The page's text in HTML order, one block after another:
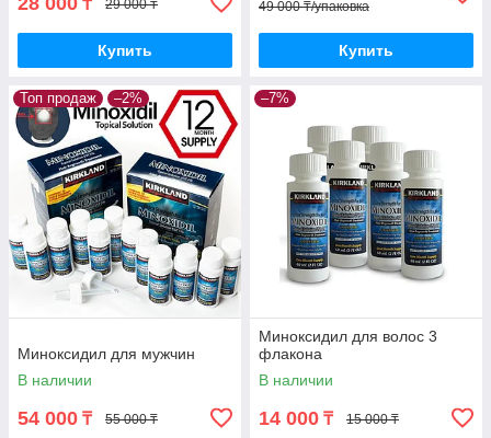
₸ 29 000 ₸
Купить
49 000 ₸/упаковка
Купить
Топ продаж –2%
Миноксидил для мужчин
В наличии
54 000 ₸ 55 000 ₸
–7%
Миноксидил для волос 3
флакона
В наличии
14 000 ₸ 15 000 ₸